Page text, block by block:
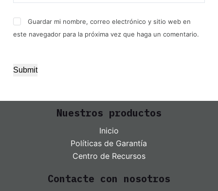
Guardar mi nombre, correo electrónico y sitio web en
este navegador para la próxima vez que haga un comentario.
Submit
Nuestros productos
Inicio
Políticas de Garantía
Centro de Recursos
Contacte con nosotros